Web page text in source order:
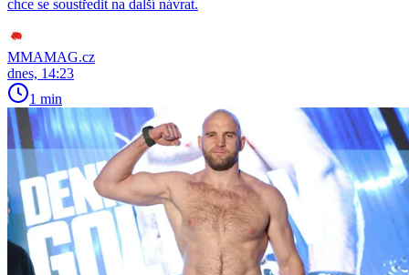
chce se soustředit na další návrat.
MMAMAG.cz
dnes, 14:23
1 min